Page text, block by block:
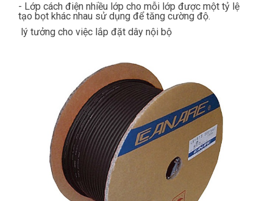
- Lớp cách điện nhiều lớp cho mỗi lớp được một tỷ lệ
tạo bọt khác nhau sử dụng để tăng cường độ.
lý tưởng cho việc lắp đặt dây nội bộ